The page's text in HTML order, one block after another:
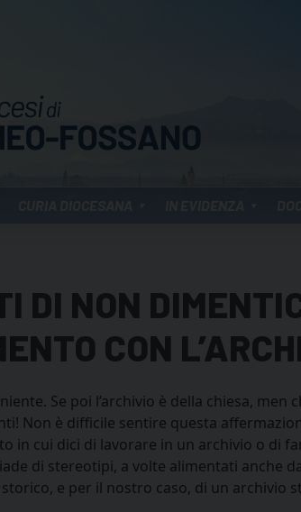
DI NON
CON
Se poi l’archivio è della chiesa, men
Non è difficile sentire questa
in cui dici di lavorare in un archivio o di
di stereotipi, a volte alimentati anche
e per il nostro caso, di un archivio